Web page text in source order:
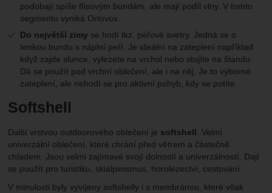
podobají spíše flísovým bundám, ale mají podíl vlny. V tomto
segmentu vyniká Ortovox.
Do největší zimy se hodí tkz. péřové svetry. Jedná se o
tenkou bundu s náplní peří. Je ideální na zateplení například
když zajde slunce, vylezete na vrchol nebo stojíte na štandu.
Dá se použít pod vrchní oblečení, ale i na něj. Je to výborné
zateplení, ale nehodí se pro aktivní pohyb, kdy se potíte.
Softshell
Další vrstvou outdoorového oblečení je softshell. Velmi
univerzální oblečení, které chrání před větrem a částečně
chladem. Jsou velmi zajímavé svojí dolností a univerzálností. Dají
se použít pro turistiku, skialpinismus, horolezectví, cestování.
V minulosti byly vyvíjeny softshelly i s membránou, které však